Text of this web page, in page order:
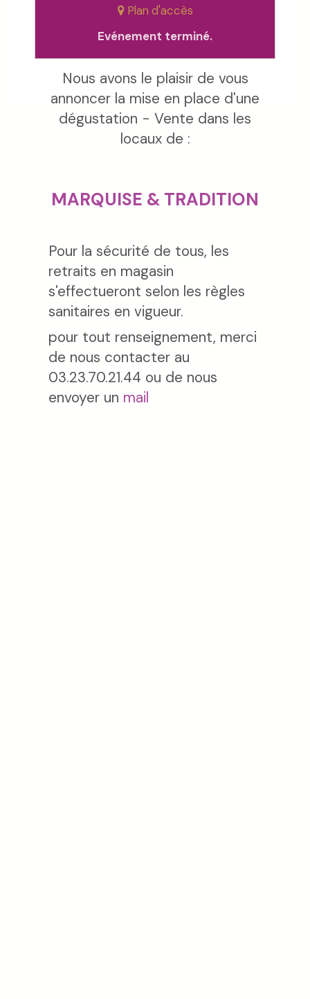
Plan d'accès
Evénement terminé.
Nous avons le plaisir de vous
annoncer la mise en place d'une
dégustation - Vente dans les
locaux de :
MARQUISE & TRADITION
Pour la sécurité de tous, les
retraits en magasin
s'effectueront selon les règles
sanitaires en vigueur.
pour tout renseignement, merci
de nous contacter au
03.23.70.21.44 ou de nous
envoyer un mail